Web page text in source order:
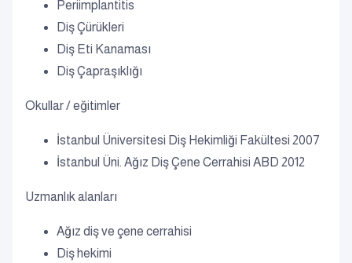
Periimplantitis
Diş Çürükleri
Diş Eti Kanaması
Diş Çapraşıklığı
Okullar / eğitimler
İstanbul Üniversitesi Diş Hekimliği Fakültesi 2007
İstanbul Üni. Ağız Diş Çene Cerrahisi ABD 2012
Uzmanlık alanları
Ağız diş ve çene cerrahisi
Diş hekimi